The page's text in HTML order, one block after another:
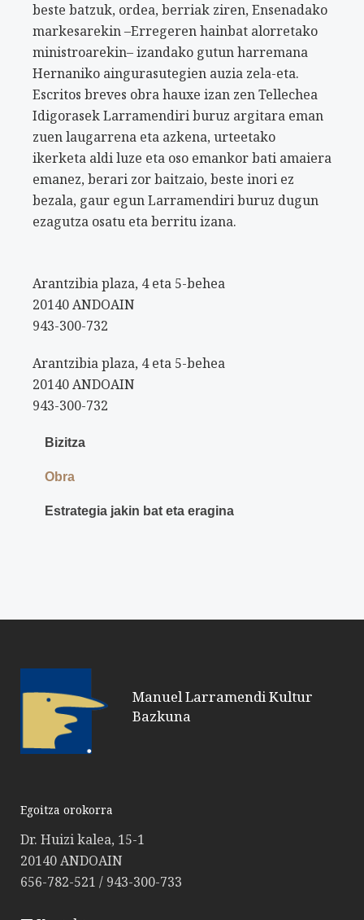
beste batzuk, ordea, berriak ziren, Ensenadako
markesarekin –Erregeren hainbat alorretako
ministroarekin– izandako gutun harremana
Hernaniko aingurasutegien auzia zela-eta.
Escritos breves obra hauxe izan zen Tellechea
Idigorasek Larramendiri buruz argitara eman
zuen laugarrena eta azkena, urteetako
ikerketa aldi luze eta oso emankor bati amaiera
emanez, berari zor baitzaio, beste inori ez
bezala, gaur egun Larramendiri buruz dugun
ezagutza osatu eta berritu izana.
Arantzibia plaza, 4 eta 5-behea
20140 ANDOAIN
943-300-732
Arantzibia plaza, 4 eta 5-behea
20140 ANDOAIN
943-300-732
Bizitza
Obra
Estrategia jakin bat eta eragina
Manuel Larramendi Kultur
Bazkuna
Egoitza orokorra
Dr. Huizi kalea, 15-1
20140 ANDOAIN
656-782-521 / 943-300-733